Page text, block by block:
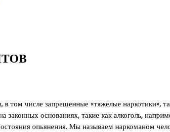
том числе запрещенные «тяжелые наркотики»,
законных основаниях, такие как алкоголь,
опьянения. Мы называем наркоманом